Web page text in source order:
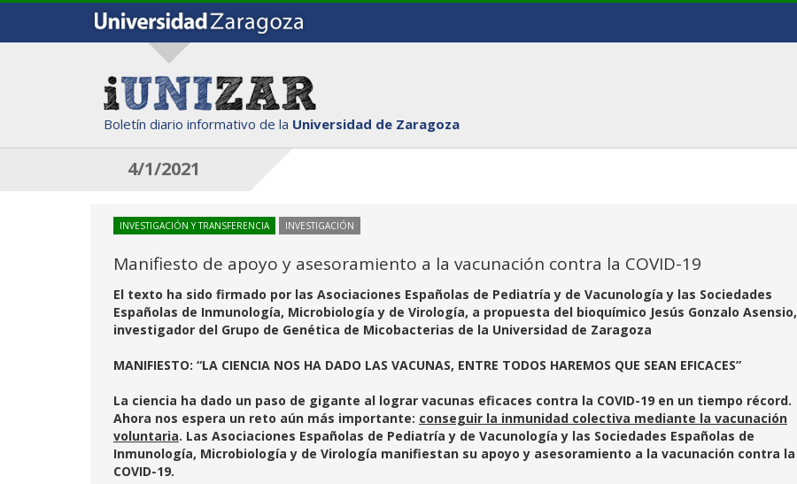
Boletín diario informativo de la Universidad de Zaragoza
4/1/2021
INVESTIGACIÓN Y TRANSFERENCIA INVESTIGACIÓN
Manifiesto de apoyo y asesoramiento a la vacunación contra la COVID-19
El texto ha sido firmado por las Asociaciones Españolas de Pediatría y de Vacunología y las Sociedades
Españolas de Inmunología, Microbiología y de Virología, a propuesta del bioquímico Jesús Gonzalo Asensio,
investigador del Grupo de Genética de Micobacterias de la Universidad de Zaragoza
MANIFIESTO: “LA CIENCIA NOS HA DADO LAS VACUNAS, ENTRE TODOS HAREMOS QUE SEAN EFICACES”
La ciencia ha dado un paso de gigante al lograr vacunas eficaces contra la COVID-19 en un tiempo récord.
Ahora nos espera un reto aún más importante: conseguir la inmunidad colectiva mediante la vacunación
voluntaria. Las Asociaciones Españolas de Pediatría y de Vacunología y las Sociedades Españolas de
Inmunología, Microbiología y de Virología manifiestan su apoyo y asesoramiento a la vacunación contra la
COVID-19.